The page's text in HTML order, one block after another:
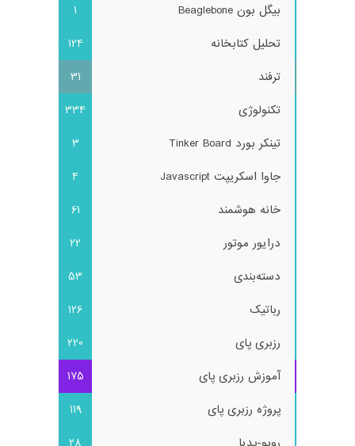
بیگل بون Beaglebone
1
تحلیل کتابخانه
124
ترفند
31
تکنولوژی
334
تینکر بورد Tinker Board
3
جاوا اسکریپت Javascript
4
خانه هوشمند
61
درایور موتور
22
دسته‌بندی
53
رباتیک
126
رزبری پای
220
آموزش رزبری پای
175
پروژه رزبری پای
119